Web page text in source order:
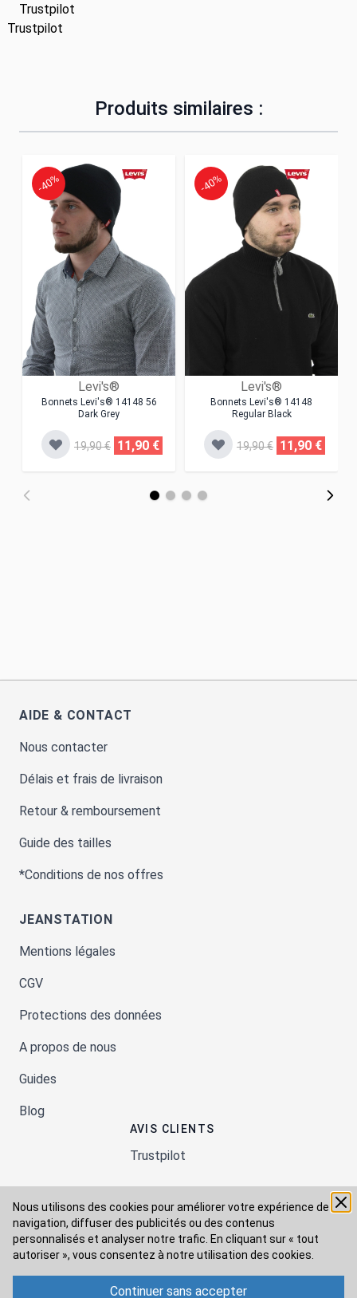
Nous utilisons des cookies pour améliorer votre expérience de
navigation, diffuser des publicités ou des contenus
personnalisés et analyser notre trafic. En cliquant sur « tout
autoriser », vous consentez à notre utilisation des cookies.
Continuer sans accepter
Trustpilot
Trustpilot
Produits similaires :
Levi's®
Bonnets Levi's® 14148 56
Dark Grey
-40%
19,90 € 11,90 €
Levi's®
Bonnets Levi's® 14148
Regular Black
-40%
19,90 € 11,90 €
AIDE & CONTACT
Nous contacter
Délais et frais de livraison
Retour & remboursement
Guide des tailles
*Conditions de nos offres
JEANSTATION
Mentions légales
CGV
Protections des données
A propos de nous
Guides
Blog
AVIS CLIENTS
Trustpilot
Moyens de paiement
Modes de livraison